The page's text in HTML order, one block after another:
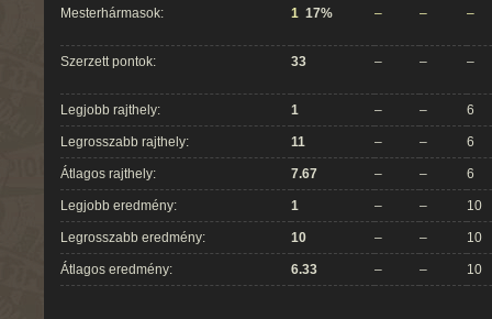
Mesterhármasok: 1 17% – – –
Szerzett pontok: 33 – – –
Legjobb rajthely: 1 – – 6
Legrosszabb rajthely: 11 – – 6
Átlagos rajthely: 7.67 – – 6
Legjobb eredmény: 1 – – 10
Legrosszabb eredmény: 10 – – 10
Átlagos eredmény: 6.33 – – 10